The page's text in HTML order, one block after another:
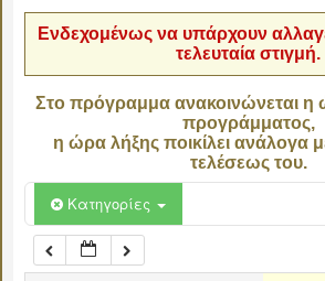
Ενδεχομένως να υπάρχουν
τελευταία στιγμή.
Στο πρόγραμμα ανακοινώνεται η
προγράμματος,
η ώρα λήξης ποικίλει ανάλογα
τελέσεως του.
Κατηγορίες
06:00
07:00